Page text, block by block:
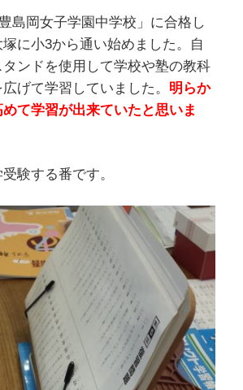
島岡女子学園中学校」に合格し
に小3から通い始めました。自
ンドを使用して学校や塾の教科
げて学習していました。 明らか
て学習が出来ていたと思いま
験する番です。